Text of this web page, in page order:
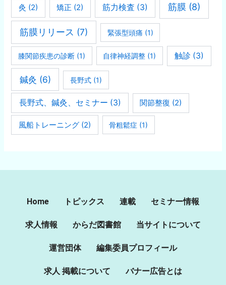
灸 (2) 矯正 (2) 筋力検査 (3) 筋膜 (8)
筋膜リリース (7) 緊張型頭痛 (1)
膝関節疾患の診断 (1) 自律神経調整 (1) 触診 (3)
鍼灸 (6) 長野式 (1)
長野式、鍼灸、セミナー (3) 関節整復 (2)
風船トレーニング (2) 骨粗鬆症 (1)
Home トピックス 連載 セミナー情報
求人情報 からだ図書館 当サイトについて
運営団体 編集委員プロフィール
求人 掲載について バナー広告とは